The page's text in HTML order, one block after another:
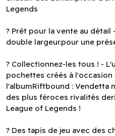
Legends
? Prêt pour la vente au détail
double largeur.pour une
? Collectionnez-les tous ! -
pochettes créés à l'occasion
l'albumRiftbound : Vendetta
des plus féroces rivalités
League of Legends !
? Des tapis de jeu avec des